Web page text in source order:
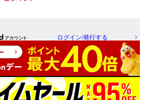
ログイン/発行する